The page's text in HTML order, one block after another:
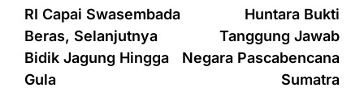
navigation
RI Capai Swasembada
Beras, Selanjutnya
Bidik Jagung Hingga
Gula
Huntara Bukti
Tanggung Jawab
Negara Pascabencana
Sumatra